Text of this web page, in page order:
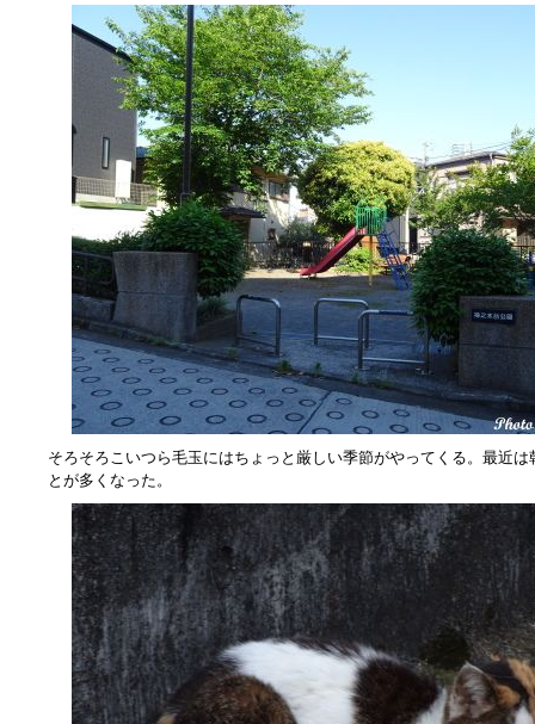
そろそろこいつら毛玉にはちょっと厳しい季節がやってくる。最近
とが多くなった。